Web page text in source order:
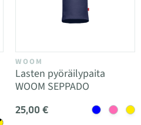
WOOM
Lasten pyöräilypaita
WOOM SEPPADO
25,00 €